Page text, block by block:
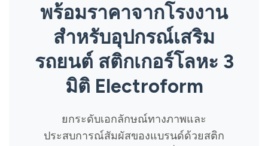
พร้อมราคาจากโรงงาน
สำหรับอุปกรณ์เสริม
รถยนต์ สติกเกอร์โลหะ 3
มิติ Electroform
ยกระดับเอกลักษณ์ทางภาพและ
ประสบการณ์สัมผัสของแบรนด์ด้วยสติก